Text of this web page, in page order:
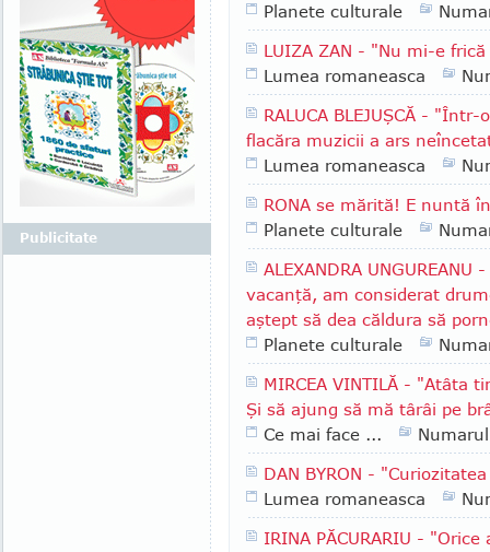
Planete culturale
LUIZA ZAN - "Nu mi-e
Lumea romaneasca
RALUCA BLEJUŞCĂ -
flacăra muzicii a ars
Lumea romaneasca
RONA se mărită! E nuntă
Planete culturale
ALEXANDRA
vacanţă, am considerat
aştept să dea căldura să
Planete culturale
MIRCEA VINTILĂ - "Atâta
Şi să ajung să mă târâi pe
Ce mai face ...
DAN BYRON -
Lumea romaneasca
IRINA PĂCURARIU -
Publicitate